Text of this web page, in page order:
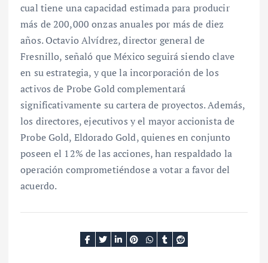
cual tiene una capacidad estimada para producir
más de 200,000 onzas anuales por más de diez
años. Octavio Alvídrez, director general de
Fresnillo, señaló que México seguirá siendo clave
en su estrategia, y que la incorporación de los
activos de Probe Gold complementará
significativamente su cartera de proyectos. Además,
los directores, ejecutivos y el mayor accionista de
Probe Gold, Eldorado Gold, quienes en conjunto
poseen el 12% de las acciones, han respaldado la
operación comprometiéndose a votar a favor del
acuerdo.